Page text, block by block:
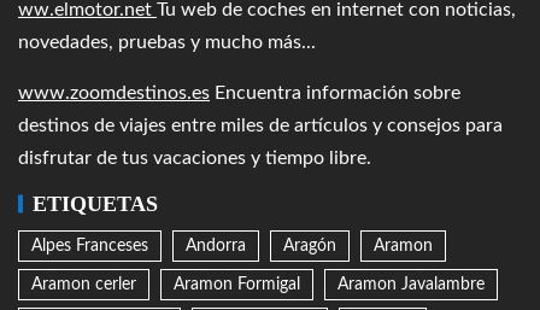
ww.elmotor.net Tu web de coches en internet con noticias,
novedades, pruebas y mucho más...
www.zoomdestinos.es Encuentra información sobre
destinos de viajes entre miles de artículos y consejos para
disfrutar de tus vacaciones y tiempo libre.
ETIQUETAS
Alpes Franceses Andorra Aragón Aramon
Aramon cerler Aramon Formigal Aramon Javalambre